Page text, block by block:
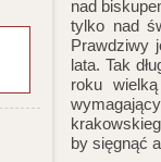
nad
tylko nad
Prawdziwy
lata. Tak
roku
by sięgnąć